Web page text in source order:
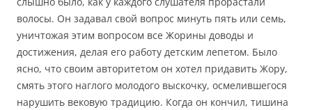
волосы. Он задавал свой вопрос минуть пять или семь,
уничтожая этим вопросом все Жорины доводы и
достижения, делая его работу детским лепетом. Было
ясно, что своим авторитетом он хотел придавить Жору,
смять этого наглого молодого выскочку, осмелившегося
нарушить вековую традицию. Когда он кончил, тишина